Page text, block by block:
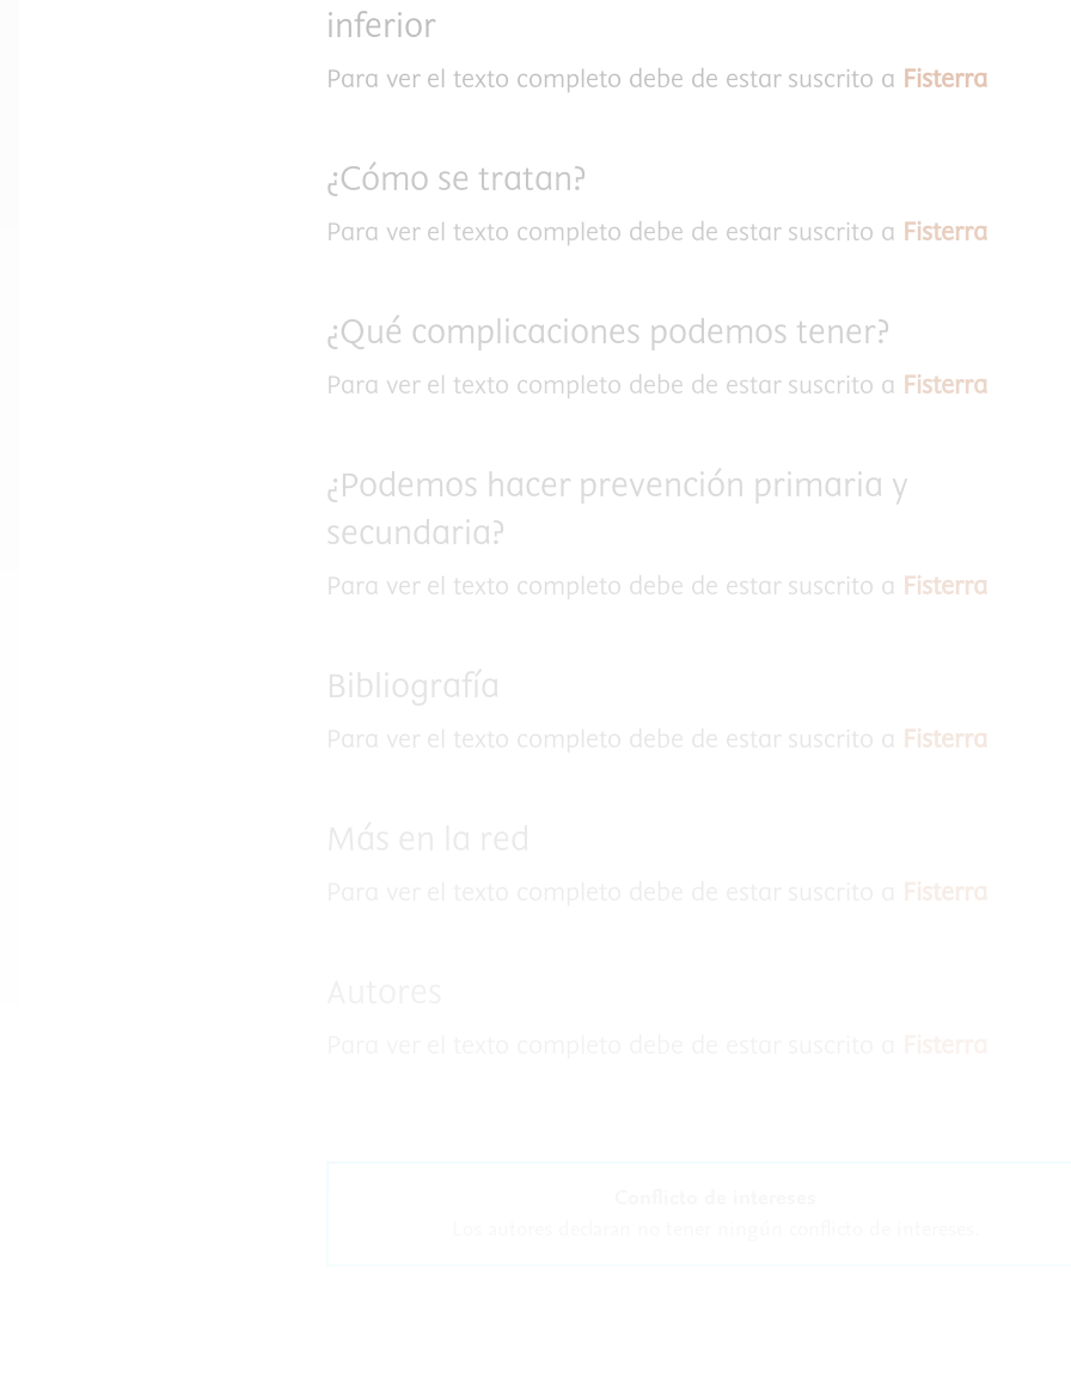
inferior
Para ver el texto completo debe de estar suscrito a Fisterra
¿Cómo se tratan?
Para ver el texto completo debe de estar suscrito a Fisterra
¿Qué complicaciones podemos tener?
Para ver el texto completo debe de estar suscrito a Fisterra
¿Podemos hacer prevención primaria y
secundaria?
Para ver el texto completo debe de estar suscrito a Fisterra
Bibliografía
Para ver el texto completo debe de estar suscrito a Fisterra
Fisterra